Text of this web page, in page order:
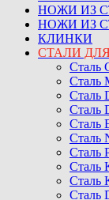
НОЖИ ИЗ
НОЖИ ИЗ
КЛИНКИ
СТАЛИ
Сталь
Сталь
Сталь
Сталь
Сталь
Сталь
Сталь
Сталь
Сталь
Сталь